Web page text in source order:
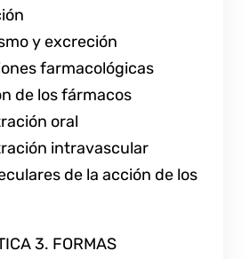
y excreción
farmacológicas
de los fármacos
oral
intravascular
de la acción de los
3. FORMAS